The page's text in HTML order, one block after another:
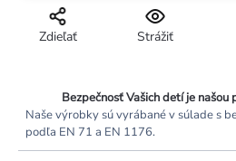
Strážiť
Zdieľať
Bezpečnosť Vašich detí je našou
Naše výrobky sú vyrábané v súlade s
podľa EN 71 a EN 1176.